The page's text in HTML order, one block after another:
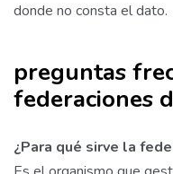
donde no consta el dato.
preguntas
federaciones
¿Para qué sirve la